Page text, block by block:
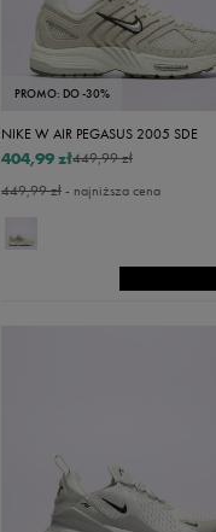
PROMO: DO -30%
NIKE W AIR PEGASUS 2005 SDE
449,99 zł
404,99 zł
449,99 zł- najniższa cena